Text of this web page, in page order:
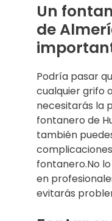
Un
de
Podría pasar
cualquier grifo
necesitarás la
fontanero de
también
fontanero.No
en
evitarás